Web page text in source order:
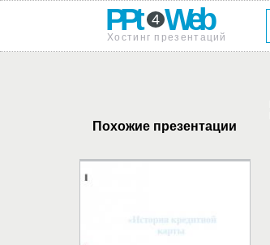
PPt 4 Web
Хостинг презентаций
Похожие презентации